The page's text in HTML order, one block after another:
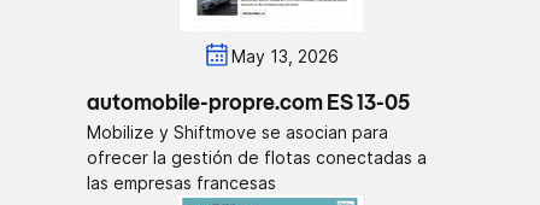
May 13, 2026
automobile-propre.com ES 13-05
Mobilize y Shiftmove se asocian para
ofrecer la gestión de flotas conectadas a
las empresas francesas